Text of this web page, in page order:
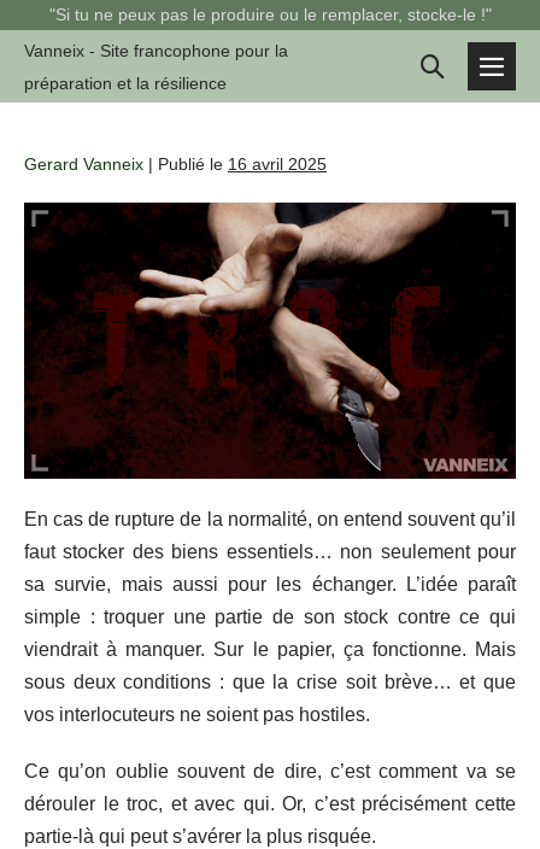
Sauter
contenu
"Si tu ne peux pas le produire ou le remplacer, stocke-le !"
Vanneix - Site francophone pour la
préparation et la résilience
Basculer
la
Gerard Vanneix | Publié le 16 avril 2025
En cas de rupture de la normalité, on entend souvent qu’il
faut stocker des biens essentiels… non seulement pour
sa survie, mais aussi pour les échanger. L’idée paraît
simple : troquer une partie de son stock contre ce qui
viendrait à manquer. Sur le papier, ça fonctionne. Mais
sous deux conditions : que la crise soit brève… et que
vos interlocuteurs ne soient pas hostiles.
Ce qu’on oublie souvent de dire, c’est comment va se
dérouler le troc, et avec qui. Or, c’est précisément cette
partie-là qui peut s’avérer la plus risquée.